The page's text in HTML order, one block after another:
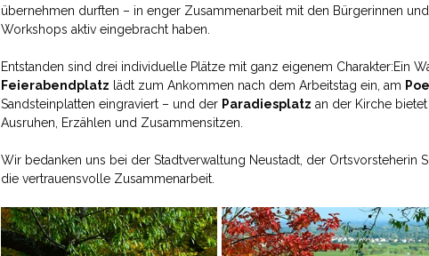
übernehmen durften – in enger Zusammenarbeit mit den Bürgerinnen
Workshops aktiv eingebracht haben.
Entstanden sind drei individuelle Plätze mit ganz eigenem Charakter:Ein
Feierabendplatz lädt zum Ankommen nach dem Arbeitstag ein, am
Sandsteinplatten eingraviert – und der Paradiesplatz an der Kirche
Ausruhen, Erzählen und Zusammensitzen.
Wir bedanken uns bei der Stadtverwaltung Neustadt, der Ortsvorsteherin
die vertrauensvolle Zusammenarbeit.